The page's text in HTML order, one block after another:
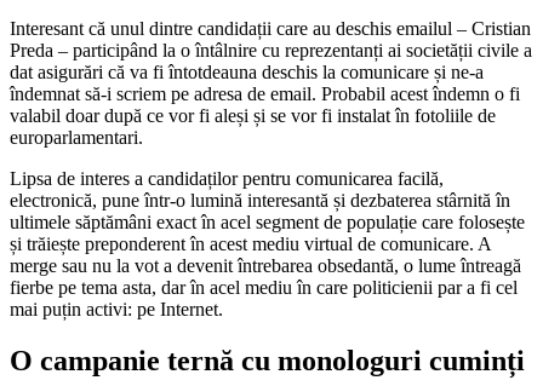
Interesant că unul dintre candidații care au deschis emailul – Cristian
Preda – participând la o întâlnire cu reprezentanți ai societății civile a
dat asigurări că va fi întotdeauna deschis la comunicare și ne-a
îndemnat să-i scriem pe adresa de email. Probabil acest îndemn o fi
valabil doar după ce vor fi aleși și se vor fi instalat în fotoliile de
europarlamentari.
Lipsa de interes a candidaților pentru comunicarea facilă,
electronică, pune într-o lumină interesantă și dezbaterea stârnită în
ultimele săptămâni exact în acel segment de populație care folosește
și trăiește preponderent în acest mediu virtual de comunicare. A
merge sau nu la vot a devenit întrebarea obsedantă, o lume întreagă
fierbe pe tema asta, dar în acel mediu în care politicienii par a fi cel
mai puțin activi: pe Internet.
O campanie ternă cu monologuri cuminți